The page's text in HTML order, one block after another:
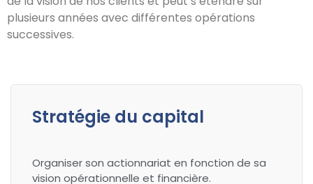
plusieurs années avec différentes opérations
successives.
Stratégie du capital
Organiser son actionnariat en fonction de sa
vision opérationnelle et financière.